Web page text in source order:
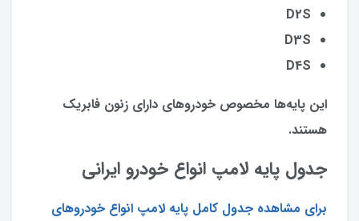
D2S
D3S
D4S
این پایه‌ها مخصوص خودروهای دارای زنون فابریک
هستند.
جدول پایه لامپ انواع خودرو ایرانی
برای مشاهده جدول کامل پایه لامپ انواع خودروهای